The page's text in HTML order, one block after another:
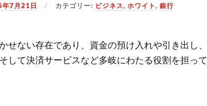
7月21日 カテゴリー: ビジネス,ホワイト,銀行
せない存在であり、資金の預け入れや引き出し、
して決済サービスなど多岐にわたる役割を担って